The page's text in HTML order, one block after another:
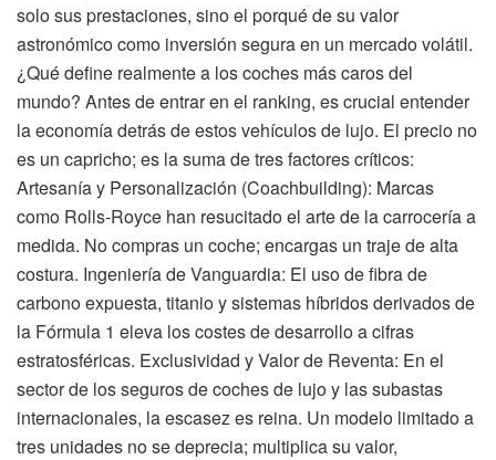
solo sus prestaciones, sino el porqué de su valor
astronómico como inversión segura en un mercado volátil.
¿Qué define realmente a los coches más caros del
mundo? Antes de entrar en el ranking, es crucial entender
la economía detrás de estos vehículos de lujo. El precio no
es un capricho; es la suma de tres factores críticos:
Artesanía y Personalización (Coachbuilding): Marcas
como Rolls-Royce han resucitado el arte de la carrocería a
medida. No compras un coche; encargas un traje de alta
costura. Ingeniería de Vanguardia: El uso de fibra de
carbono expuesta, titanio y sistemas híbridos derivados de
la Fórmula 1 eleva los costes de desarrollo a cifras
estratosféricas. Exclusividad y Valor de Reventa: En el
sector de los seguros de coches de lujo y las subastas
internacionales, la escasez es reina. Un modelo limitado a
tres unidades no se deprecia; multiplica su valor,